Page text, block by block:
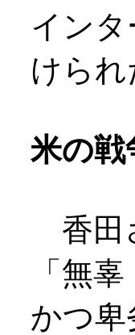
イン
けられ
米の戦
香田
「無
かつ